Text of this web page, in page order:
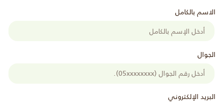
الاسم بالكامل
الجوال
البريد الإلكتروني